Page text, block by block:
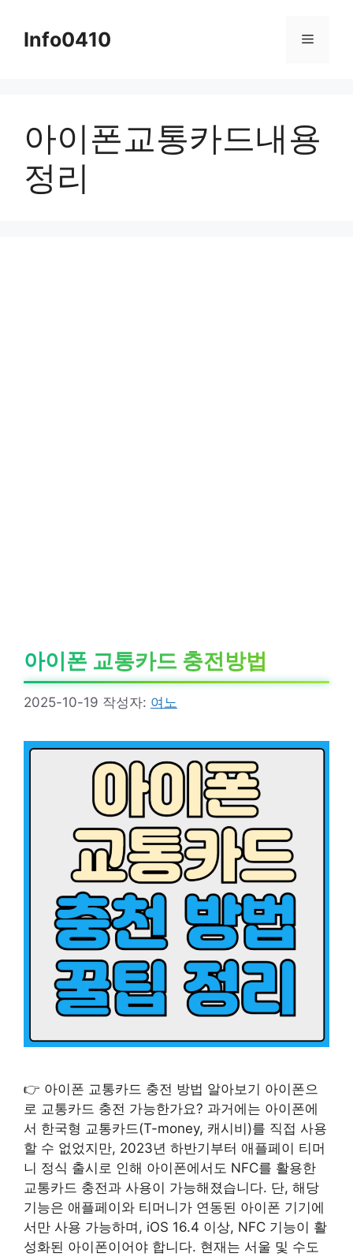
Info0410 메
아이폰교통카드내용
정리
아이폰 교통카드 충전방법
2025-10-19 작성자: 여노
👉 아이폰 교통카드 충전 방법 알아보기 아이폰으
로 교통카드 충전 가능한가요? 과거에는 아이폰에
서 한국형 교통카드(T-money, 캐시비)를 직접 사용
할 수 없었지만, 2023년 하반기부터 애플페이 티머
니 정식 출시로 인해 아이폰에서도 NFC를 활용한
교통카드 충전과 사용이 가능해졌습니다. 단, 해당
기능은 애플페이와 티머니가 연동된 아이폰 기기에
서만 사용 가능하며, iOS 16.4 이상, NFC 기능이 활
성화된 아이폰이어야 합니다. 현재는 서울 및 수도